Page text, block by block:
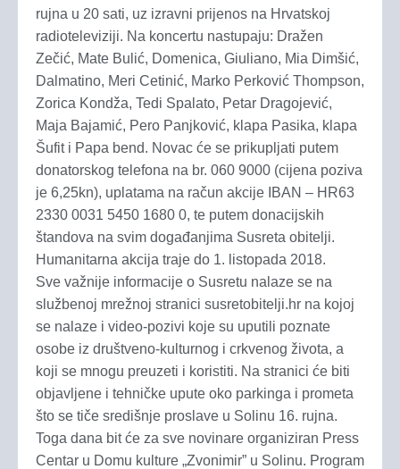
rujna u 20 sati, uz izravni prijenos na Hrvatskoj
radioteleviziji. Na koncertu nastupaju: Dražen
Zečić, Mate Bulić, Domenica, Giuliano, Mia Dimšić,
Dalmatino, Meri Cetinić, Marko Perković Thompson,
Zorica Kondža, Tedi Spalato, Petar Dragojević,
Maja Bajamić, Pero Panjković, klapa Pasika, klapa
Šufit i Papa bend. Novac će se prikupljati putem
donatorskog telefona na br. 060 9000 (cijena poziva
je 6,25kn), uplatama na račun akcije IBAN – HR63
2330 0031 5450 1680 0, te putem donacijskih
štandova na svim događanjima Susreta obitelji.
Humanitarna akcija traje do 1. listopada 2018.
Sve važnije informacije o Susretu nalaze se na
službenoj mrežnoj stranici susretobitelji.hr na kojoj
se nalaze i video-pozivi koje su uputili poznate
osobe iz društveno-kulturnog i crkvenog života, a
koji se mnogu preuzeti i koristiti. Na stranici će biti
objavljene i tehničke upute oko parkinga i prometa
što se tiče središnje proslave u Solinu 16. rujna.
Toga dana bit će za sve novinare organiziran Press
Centar u Domu kulture „Zvonimir” u Solinu. Program